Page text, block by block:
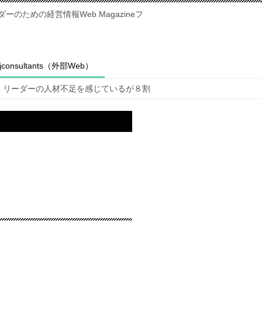
ーのための経営情報Web Magazineフ
（外部Web）
リーダーの人材不足を感じているが８割